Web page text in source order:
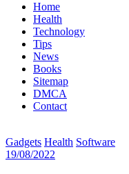
Home
Health
Technology
Tips
News
Books
Sitemap
DMCA
Contact
Gadgets Health Software
19/08/2022